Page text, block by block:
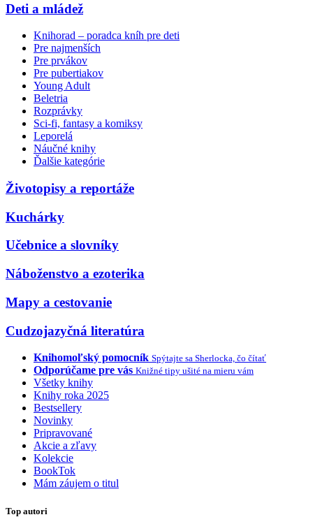
Deti a mládež
Knihorad – poradca kníh pre deti
Pre najmenších
Pre prvákov
Pre pubertiakov
Young Adult
Beletria
Rozprávky
Sci-fi, fantasy a komiksy
Leporelá
Náučné knihy
Ďalšie kategórie
Životopisy a reportáže
Kuchárky
Učebnice a slovníky
Náboženstvo a ezoterika
Mapy a cestovanie
Cudzojazyčná literatúra
Knihomoľský pomocník Spýtajte sa Sherlocka, čo čítať
Odporúčame pre vás Knižné tipy ušité na mieru vám
Všetky knihy
Knihy roka 2025
Bestsellery
Novinky
Pripravované
Akcie a zľavy
Kolekcie
BookTok
Mám záujem o titul
Top autori